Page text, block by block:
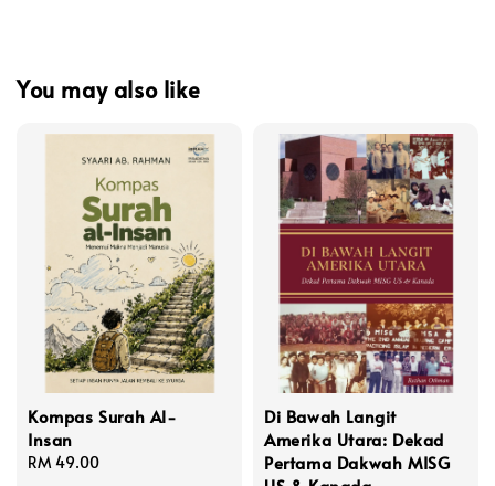
You may also like
Kompas Surah Al-
Insan
Regular
RM 49.00
Di Bawah Langit
Amerika Utara: Dekad
Pertama Dakwah MISG